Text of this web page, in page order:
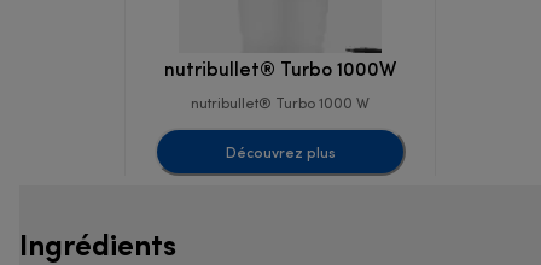
nutribullet® Turbo 1000W
nutribullet® Turbo 1000 W
Découvrez plus
Ingrédients